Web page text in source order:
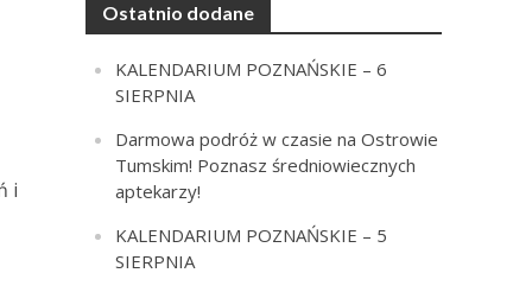
i
Ostatnio dodane
KALENDARIUM POZNAŃSKIE – 6
SIERPNIA
Darmowa podróż w czasie na Ostrowie
Tumskim! Poznasz średniowiecznych
aptekarzy!
KALENDARIUM POZNAŃSKIE – 5
SIERPNIA